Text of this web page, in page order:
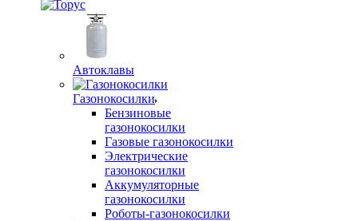
Автоклавы
Газонокосилки
Бензиновые
газонокосилки
Газовые газонокосилки
Электрические
газонокосилки
Аккумуляторные
газонокосилки
Роботы-газонокосилки